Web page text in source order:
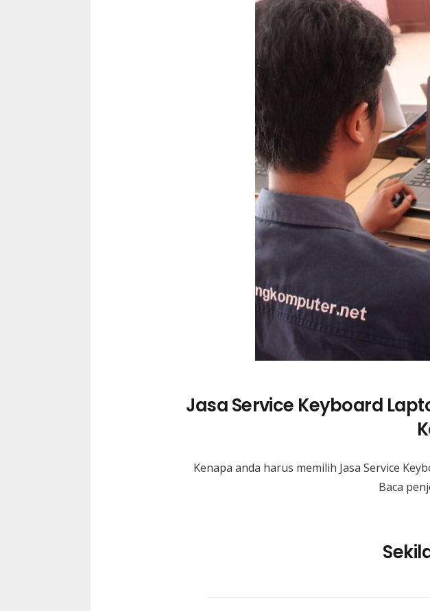
Jasa Service Keyboard
Kenapa anda harus memilih Jasa Service
Baca